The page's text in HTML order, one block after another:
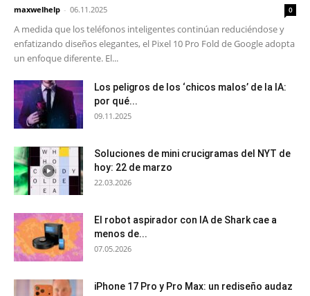
maxwelhelp - 06.11.2025 0
A medida que los teléfonos inteligentes continúan reduciéndose y
enfatizando diseños elegantes, el Pixel 10 Pro Fold de Google adopta
un enfoque diferente. El...
Los peligros de los ‘chicos malos’ de la IA:
por qué...
09.11.2025
Soluciones de mini crucigramas del NYT de
hoy: 22 de marzo
22.03.2026
El robot aspirador con IA de Shark cae a
menos de...
07.05.2026
iPhone 17 Pro y Pro Max: un rediseño audaz